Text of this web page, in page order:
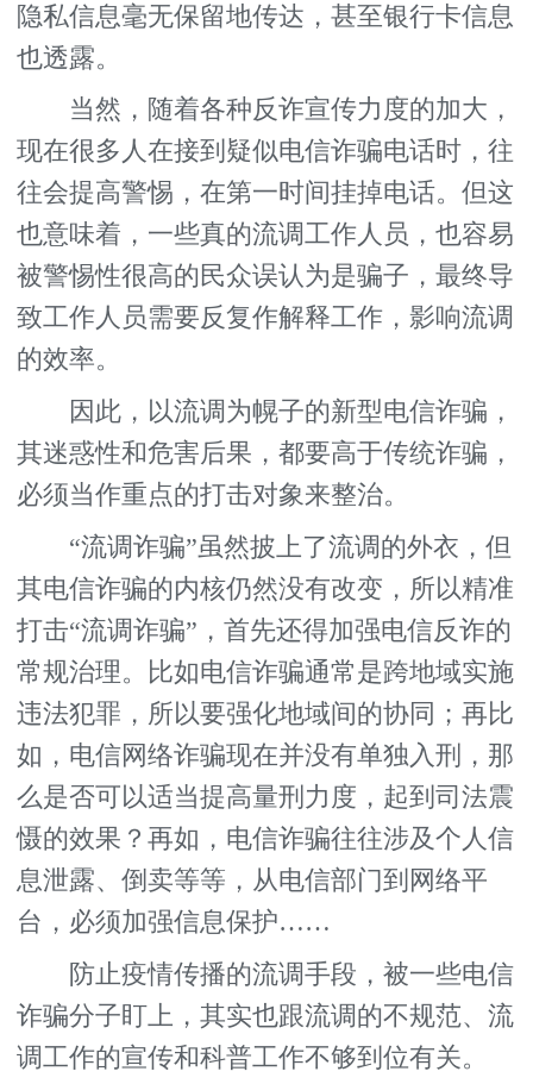
隐私信息毫无保留地传达，甚至银行卡信息
也透露。
当然，随着各种反诈宣传力度的加大，
现在很多人在接到疑似电信诈骗电话时，往
往会提高警惕，在第一时间挂掉电话。但这
也意味着，一些真的流调工作人员，也容易
被警惕性很高的民众误认为是骗子，最终导
致工作人员需要反复作解释工作，影响流调
的效率。
因此，以流调为幌子的新型电信诈骗，
其迷惑性和危害后果，都要高于传统诈骗，
必须当作重点的打击对象来整治。
“流调诈骗”虽然披上了流调的外衣，但
其电信诈骗的内核仍然没有改变，所以精准
打击“流调诈骗”，首先还得加强电信反诈的
常规治理。比如电信诈骗通常是跨地域实施
违法犯罪，所以要强化地域间的协同；再比
如，电信网络诈骗现在并没有单独入刑，那
么是否可以适当提高量刑力度，起到司法震
慑的效果？再如，电信诈骗往往涉及个人信
息泄露、倒卖等等，从电信部门到网络平
台，必须加强信息保护……
防止疫情传播的流调手段，被一些电信
诈骗分子盯上，其实也跟流调的不规范、流
调工作的宣传和科普工作不够到位有关。